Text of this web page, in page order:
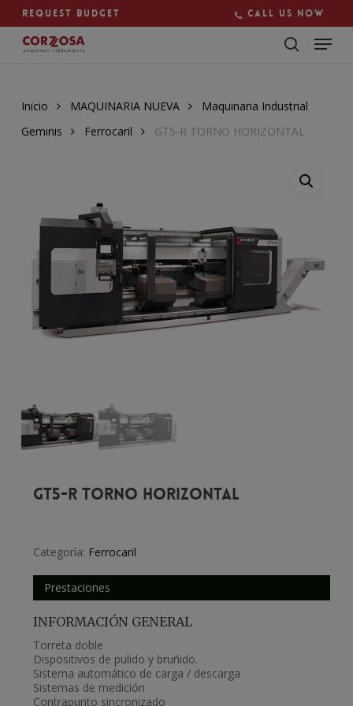
main
content
Request budget Call us now
Inicio MAQUINARIA NUEVA
Maquinaria Industrial
Geminis
Ferrocaril GT5-R TORNO HORIZONTAL
GT5-R TORNO HORIZONTAL
Categoría: Ferrocaril
Prestaciones
INFORMACIÓN GENERAL
Torreta doble
Dispositivos de pulido y bruñido.
Sistema automático de carga / descarga
Sistemas de medición
Contrapunto sincronizado
Close